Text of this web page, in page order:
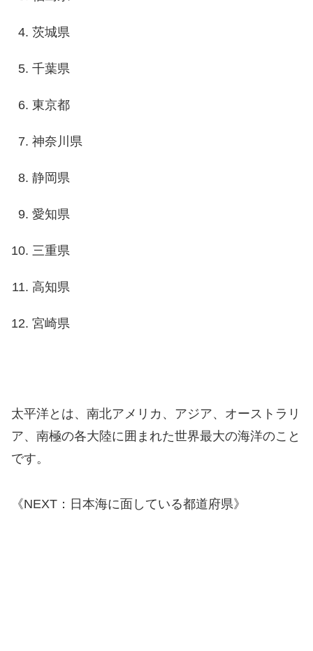
茨城県
千葉県
東京都
神奈川県
静岡県
愛知県
三重県
高知県
宮崎県
太平洋とは、南北アメリカ、アジア、オーストラリ
ア、南極の各大陸に囲まれた世界最大の海洋のこと
です。
《NEXT：日本海に面している都道府県》